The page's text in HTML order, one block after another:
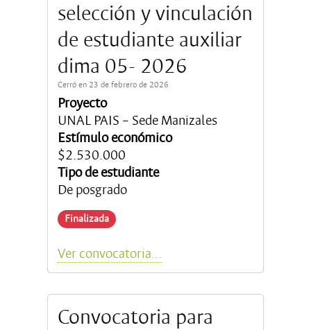
selección y vinculación
de estudiante auxiliar
dima 05- 2026
Cerró en 23 de febrero de 2026
Proyecto
UNAL PAIS – Sede Manizales
Estímulo económico
$2.530.000
Tipo de estudiante
De posgrado
Finalizada
Ver convocatoria...
Convocatoria para